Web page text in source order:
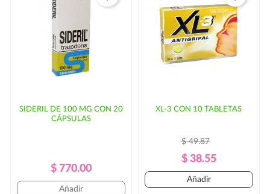
entrega. En ese caso, se solicitaría autorización por
SIDERIL DE 100 MG CON 20
CÁPSULAS
Precio
Regular
Precio
$ 770.00
Añadir
XL-3 CON 10 TABLETAS
Precio
Regular
$ 49.87
Precio
$ 38.55
Añadir